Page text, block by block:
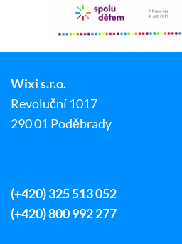
Wixi s.r.o.
Revoluční 1017
290 01 Poděbrady
(+420) 325 513 052
(+420) 800 992 277